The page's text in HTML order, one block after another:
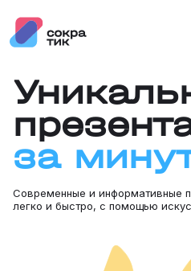
за
Современные и информативные
легко и быстро, c помощью